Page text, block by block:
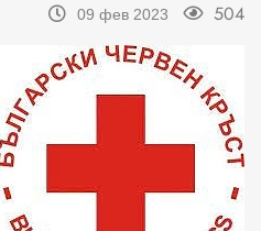
09 фев 2023 504